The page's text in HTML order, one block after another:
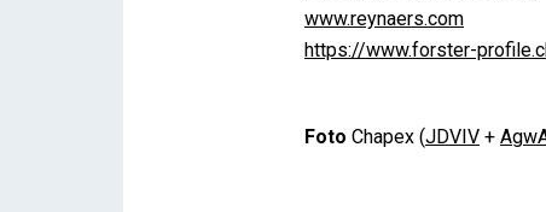
www.reynaers.com
https://www.forster-
Foto Chapex (JDVIV +